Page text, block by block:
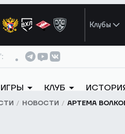
Клубы
ИГРЫ КЛУБ
НОВОСТИ АРТЕМА